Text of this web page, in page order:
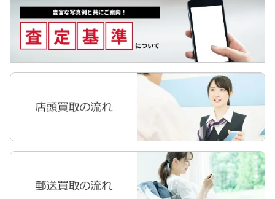
iPhone12
iPhoneSE2(第2世代)
iPhone11 Pro Max
iPhone11
iPhoneXS
Galaxyタブ
Pixel Tab